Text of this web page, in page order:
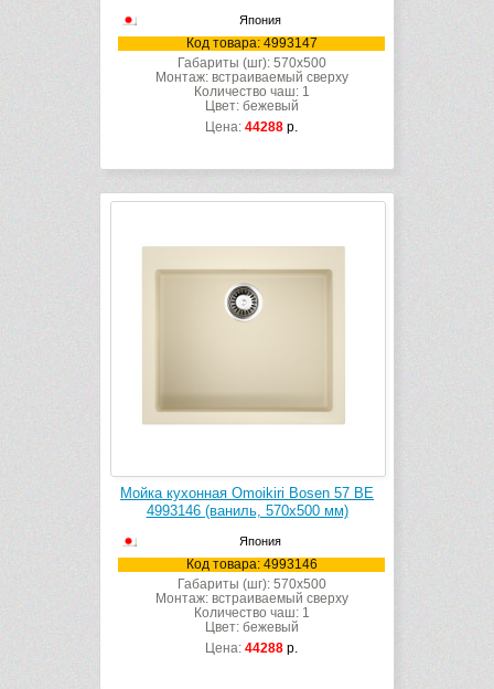
Япония
Код товара: 4993147
Габариты (шг): 570x500
Монтаж: встраиваемый сверху
Количество чаш: 1
Цвет: бежевый
Цена: 44288 р.
Мойка кухонная Omoikiri Bosen 57 BE
4993146 (ваниль, 570х500 мм)
Япония
Код товара: 4993146
Габариты (шг): 570x500
Монтаж: встраиваемый сверху
Количество чаш: 1
Цвет: бежевый
Цена: 44288 р.